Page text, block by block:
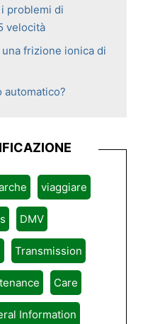
problemi di
velocità
frizione ionica di
automatico?
viaggiare
DMV
Transmission
Care
Information